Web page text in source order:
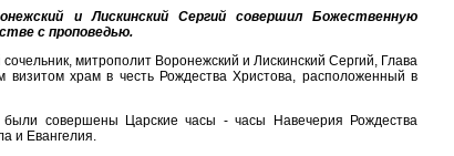
и Лискинский Сергий совершил Божественную
с проповедью.
митрополит Воронежский и Лискинский Сергий, Глава
визитом храм в честь Рождества Христова, расположенный в
были совершены Царские часы - часы Навечерия Рождества
и Евангелия.